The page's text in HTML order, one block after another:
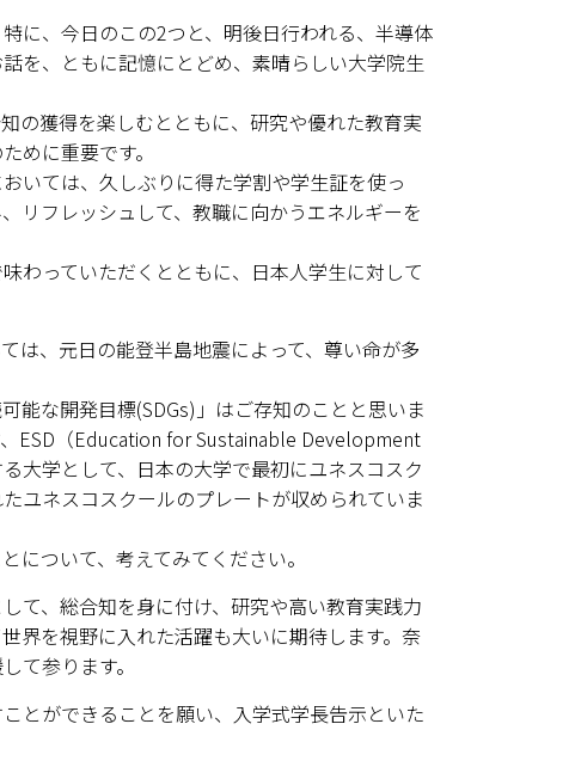
に、今日のこの2つと、明後日行われる、半導体
を、ともに記憶にとどめ、素晴らしい大学院生
の獲得を楽しむとともに、研究や優れた教育実
めに重要です。
いては、久しぶりに得た学割や学生証を使っ
リフレッシュして、教職に向かうエネルギーを
わっていただくとともに、日本人学生に対して
は、元日の能登半島地震によって、尊い命が多
能な開発目標(SDGs)」はご存知のことと思いま
ESD（Education for Sustainable Development
大学として、日本の大学で最初にユネスコスク
ユネスコスクールのプレートが収められていま
ついて、考えてみてください。
て、総合知を身に付け、研究や高い教育実践力
界を視野に入れた活躍も大いに期待します。奈
て参ります。
とができることを願い、入学式学長告示といた